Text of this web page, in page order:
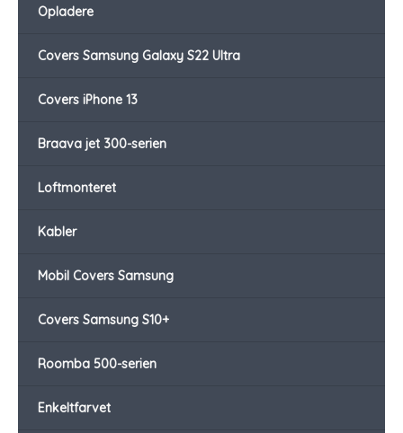
Opladere
Covers Samsung Galaxy S22 Ultra
Covers iPhone 13
Braava jet 300-serien
Loftmonteret
Kabler
Mobil Covers Samsung
Covers Samsung S10+
Roomba 500-serien
Enkeltfarvet